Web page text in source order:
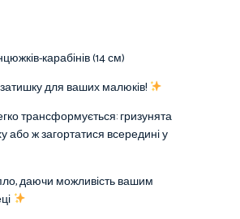
карабінів (14 см)
для ваших малюків!
трансформується: гризунята
або ж загортатися всередині у
даючи можливість вашим